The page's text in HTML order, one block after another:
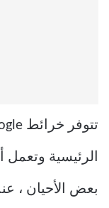
الرئيسية